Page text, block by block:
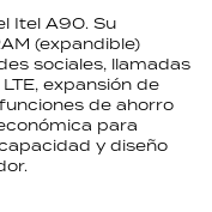
Itel A90. Su
(expandible)
sociales, llamadas
expansión de
de ahorro
para
y diseño